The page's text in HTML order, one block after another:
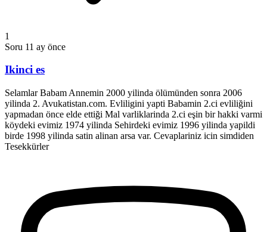
1
Soru 11 ay önce
Ikinci es
Selamlar Babam Annemin 2000 yilinda ölümünden sonra 2006
yilinda 2. Avukatistan.com. Evliligini yapti Babamin 2.ci evliliğini
yapmadan önce elde ettiği Mal varliklarinda 2.ci eşin bir hakki varmi
köydeki evimiz 1974 yilinda Sehirdeki evimiz 1996 yilinda yapildi
birde 1998 yilinda satin alinan arsa var. Cevaplariniz icin simdiden
Tesekkürler